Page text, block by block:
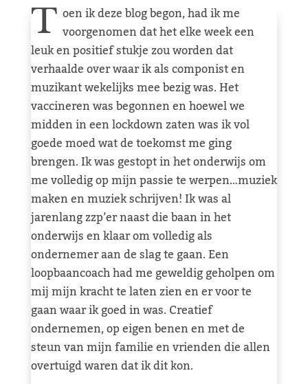
T oen ik deze blog begon, had ik me
voorgenomen dat het elke week een
leuk en positief stukje zou worden dat
verhaalde over waar ik als componist en
muzikant wekelijks mee bezig was. Het
vaccineren was begonnen en hoewel we
midden in een lockdown zaten was ik vol
goede moed wat de toekomst me ging
brengen. Ik was gestopt in het onderwijs om
me volledig op mijn passie te werpen…muziek
maken en muziek schrijven! Ik was al
jarenlang zzp’er naast die baan in het
onderwijs en klaar om volledig als
ondernemer aan de slag te gaan. Een
loopbaancoach had me geweldig geholpen om
mij mijn kracht te laten zien en er voor te
gaan waar ik goed in was. Creatief
ondernemen, op eigen benen en met de
steun van mijn familie en vrienden die allen
overtuigd waren dat ik dit kon.